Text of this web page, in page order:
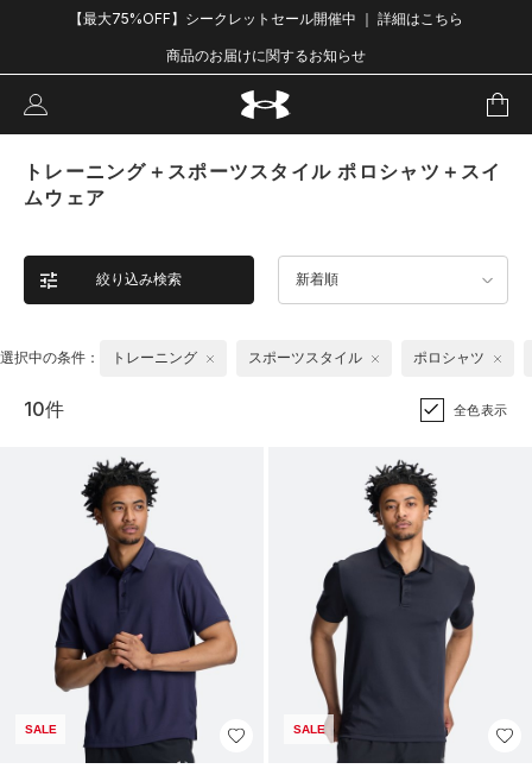
【最大75%OFF】シークレットセール開催中 ｜ 詳細はこちら
商品のお届けに関するお知らせ
トレーニング＋スポーツスタイル ポロシャツ＋スイ
ムウェア
絞り込み検索 新着順
選択中の条件： トレーニング スポーツスタイル ポロシャツ
10件 全色表示
SALE SALE